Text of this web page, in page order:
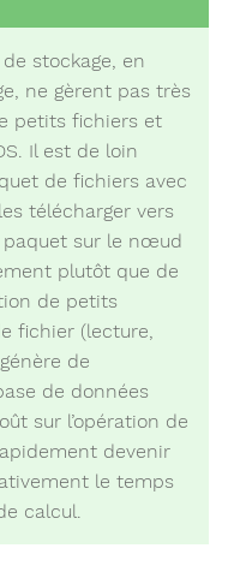
stockage, en
ne gèrent pas très
petits fichiers et
Il est de loin
de fichiers avec
télécharger vers
paquet sur le nœud
plutôt que de
de petits
fichier (lecture,
de
de données
sur l’opération de
devenir
le temps
calcul.